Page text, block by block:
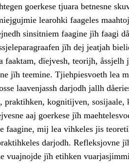
goerkese tjuara betnesne
learohki faageles
sinsitniem faagine jïh faagi
jïh dej jeatjah
faaktam, dïejvesh, teorijh, åssjelh
jïh teemine. Tjiehpiesvoeth lea
laavenjassh darjodh jallh
praktihken, kognitijven,
aaj goerkese jïh
faagine, mij lea vihkeles jis
darjodh. Refleksjovne
vuajnojde jïh etihken